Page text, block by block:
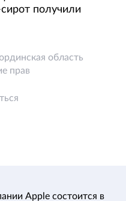
получили
область
прав
Apple состоится в